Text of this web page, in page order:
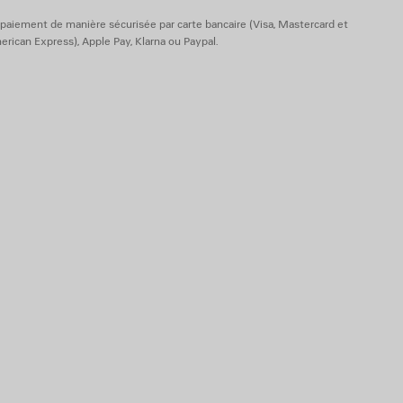
de manière sécurisée par carte bancaire (Visa, Mastercard et
Express), Apple Pay, Klarna ou Paypal.